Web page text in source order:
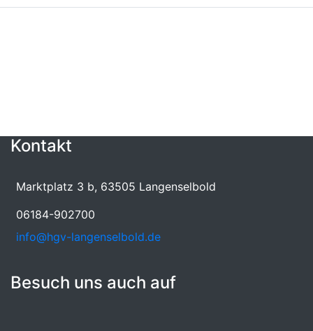
Kontakt
Marktplatz 3 b, 63505 Langenselbold
06184-902700
info@hgv-langenselbold.de
Besuch uns auch auf